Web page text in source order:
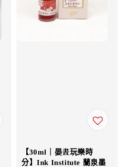
【30ml｜晏晝玩樂時
分】Ink Institute 蘭泉墨